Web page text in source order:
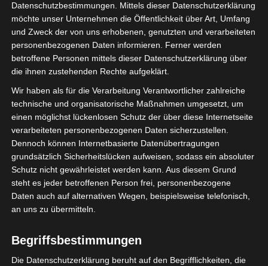
Adventstafel
Datenschutzbestimmungen. Mittels dieser Datenschutzerklärung
möchte unser Unternehmen die Öffentlichkeit über Art, Umfang
und Zweck der von uns erhobenen, genutzten und verarbeiteten
personenbezogenen Daten informieren. Ferner werden
betroffene Personen mittels dieser Datenschutzerklärung über
die ihnen zustehenden Rechte aufgeklärt.
Wir haben als für die Verarbeitung Verantwortlicher zahlreiche
technische und organisatorische Maßnahmen umgesetzt, um
einen möglichst lückenlosen Schutz der über diese Internetseite
verarbeiteten personenbezogenen Daten sicherzustellen.
Dennoch können Internetbasierte Datenübertragungen
grundsätzlich Sicherheitslücken aufweisen, sodass ein absoluter
Schutz nicht gewährleistet werden kann. Aus diesem Grund
steht es jeder betroffenen Person frei, personenbezogene
Daten auch auf alternativen Wegen, beispielsweise telefonisch,
an uns zu übermitteln.
Begriffsbestimmungen
Die Datenschutzerklärung beruht auf den Begrifflichkeiten, die